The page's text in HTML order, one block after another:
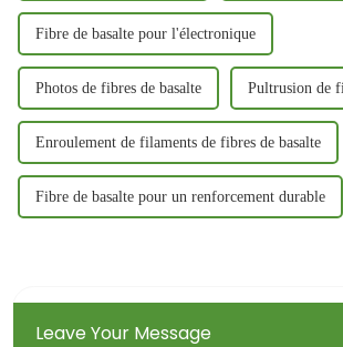
Fibre de basalte pour l'électronique
Photos de fibres de basalte Pultrusion de
Enroulement de filaments de fibres de basalte
Fibre de basalte pour un renforcement durable
Leave Your Message